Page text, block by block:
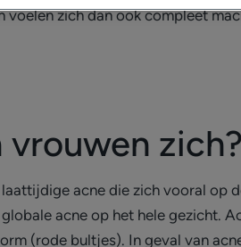
zich dan ook compleet
zich?
acne die zich vooral op
acne op het hele gezicht.
(rode bultjes). In geval van